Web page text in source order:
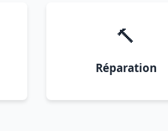
🔨
Réparation